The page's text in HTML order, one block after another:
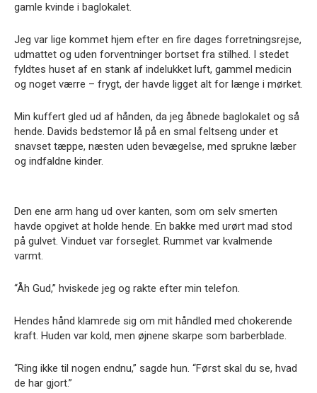
gamle kvinde i baglokalet.
Jeg var lige kommet hjem efter en fire dages forretningsrejse,
udmattet og uden forventninger bortset fra stilhed. I stedet
fyldtes huset af en stank af indelukket luft, gammel medicin
og noget værre – frygt, der havde ligget alt for længe i mørket.
Min kuffert gled ud af hånden, da jeg åbnede baglokalet og så
hende. Davids bedstemor lå på en smal feltseng under et
snavset tæppe, næsten uden bevægelse, med sprukne læber
og indfaldne kinder.
Den ene arm hang ud over kanten, som om selv smerten
havde opgivet at holde hende. En bakke med urørt mad stod
på gulvet. Vinduet var forseglet. Rummet var kvalmende
varmt.
“Åh Gud,” hviskede jeg og rakte efter min telefon.
Hendes hånd klamrede sig om mit håndled med chokerende
kraft. Huden var kold, men øjnene skarpe som barberblade.
“Ring ikke til nogen endnu,” sagde hun. “Først skal du se, hvad
de har gjort.”